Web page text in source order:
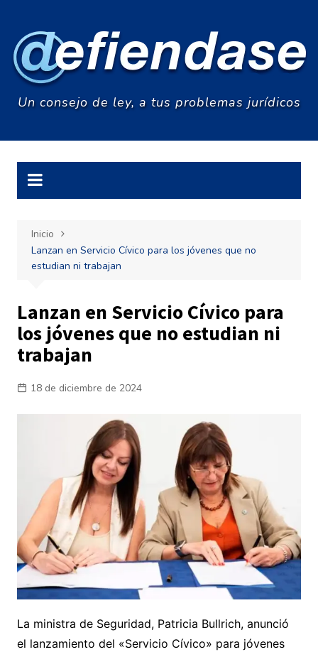
contenido
Un consejo de ley, a tus problemas jurídicos
Inicio
Lanzan en Servicio Cívico para los jóvenes que no
estudian ni trabajan
Lanzan en Servicio Cívico para
los jóvenes que no estudian ni
trabajan
18 de diciembre de 2024
La ministra de Seguridad, Patricia Bullrich, anunció
el lanzamiento del «Servicio Cívico» para jóvenes